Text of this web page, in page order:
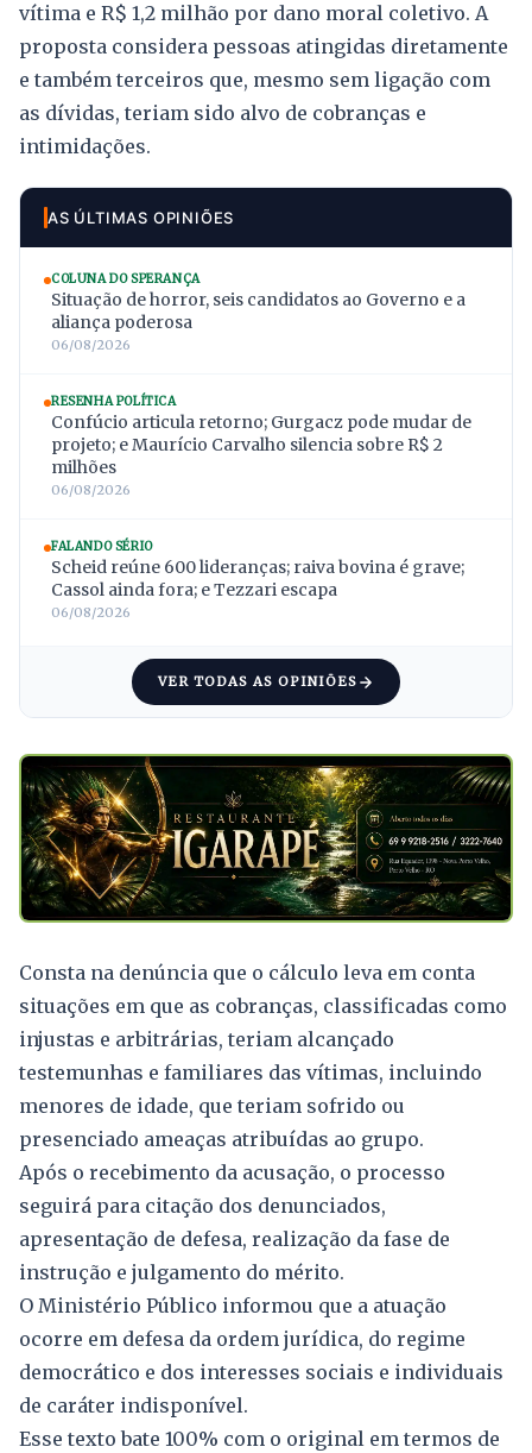
vítima e R$ 1,2 milhão por dano moral coletivo. A
proposta considera pessoas atingidas diretamente
e também terceiros que, mesmo sem ligação com
as dívidas, teriam sido alvo de cobranças e
intimidações.
AS ÚLTIMAS OPINIÕES
COLUNA DO SPERANÇA
Situação de horror, seis candidatos ao Governo e a
aliança poderosa
06/08/2026
RESENHA POLÍTICA
Confúcio articula retorno; Gurgacz pode mudar de
projeto; e Maurício Carvalho silencia sobre R$ 2
milhões
06/08/2026
FALANDO SÉRIO
Scheid reúne 600 lideranças; raiva bovina é grave;
Cassol ainda fora; e Tezzari escapa
06/08/2026
VER TODAS AS OPINIÕES
Consta na denúncia que o cálculo leva em conta
situações em que as cobranças, classificadas como
injustas e arbitrárias, teriam alcançado
testemunhas e familiares das vítimas, incluindo
menores de idade, que teriam sofrido ou
presenciado ameaças atribuídas ao grupo.
Após o recebimento da acusação, o processo
seguirá para citação dos denunciados,
apresentação de defesa, realização da fase de
instrução e julgamento do mérito.
O Ministério Público informou que a atuação
ocorre em defesa da ordem jurídica, do regime
democrático e dos interesses sociais e individuais
de caráter indisponível.
Esse texto bate 100% com o original em termos de